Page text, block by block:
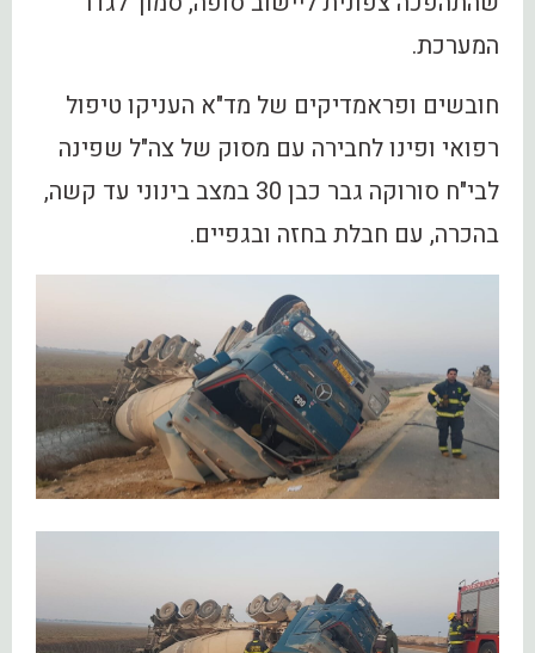
המערכת.
חובשים ופראמדיקים של מד"א העניקו טיפול
רפואי ופינו לחבירה עם מסוק של צה"ל שפינה
לבי"ח סורוקה גבר כבן 30 במצב בינוני עד קשה,
בהכרה, עם חבלת בחזה ובגפיים.